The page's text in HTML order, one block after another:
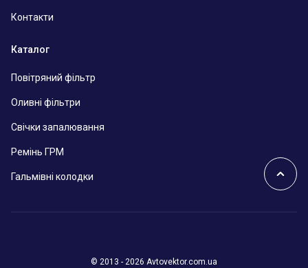
Контакти
Каталог
Повітряний фільтр
Оливні фільтри
Свічки запалювання
Ремінь ГРМ
Гальмівні колодки
© 2013 - 2026 Avtovektor.com.ua